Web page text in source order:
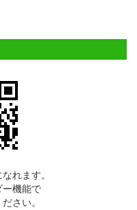
れます。
機能で
さい。